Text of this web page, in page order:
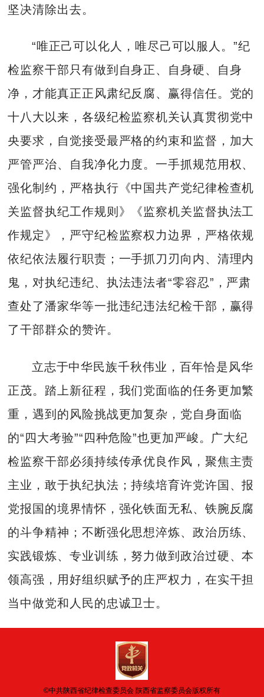
坚决清除出去。
“唯正己可以化人，唯尽己可以服人。”纪
检监察干部只有做到自身正、自身硬、自身
净，才能真正正风肃纪反腐、赢得信任。党的
十八大以来，各级纪检监察机关认真贯彻党中
央要求，自觉接受最严格的约束和监督，加大
严管严治、自我净化力度。一手抓规范用权、
强化制约，严格执行《中国共产党纪律检查机
关监督执纪工作规则》《监察机关监督执法工
作规定》，严守纪检监察权力边界，严格依规
依纪依法履行职责；一手抓刀刃向内、清理内
鬼，对执纪违纪、执法违法者“零容忍”，严肃
查处了潘家华等一批违纪违法纪检干部，赢得
了干部群众的赞许。
立志于中华民族千秋伟业，百年恰是风华
正茂。踏上新征程，我们党面临的任务更加繁
重，遇到的风险挑战更加复杂，党自身面临
的“四大考验”“四种危险”也更加严峻。广大纪
检监察干部必须持续传承优良作风，聚焦主责
主业，敢于执纪执法；持续培育许党许国、报
党报国的境界情怀，强化铁面无私、铁腕反腐
的斗争精神；不断强化思想淬炼、政治历练、
实践锻炼、专业训练，努力做到政治过硬、本
领高强，用好组织赋予的庄严权力，在实干担
当中做党和人民的忠诚卫士。
©中共陕西省纪律检查委员会 陕西省监察委员会版权所有